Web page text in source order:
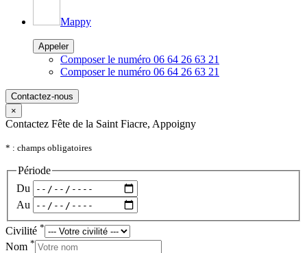
Mappy
Appeler
Composer le numéro 06 64 26 63 21
Composer le numéro 06 64 26 63 21
Contactez-nous
×
Contactez Fête de la Saint Fiacre, Appoigny
* : champs obligatoires
Période
Du
Au
Civilité *
Nom *